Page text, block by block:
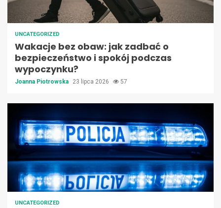
UNCATEGORIZED
Wakacje bez obaw: jak zadbać o
bezpieczeństwo i spokój podczas
wypoczynku?
Joanna Piotrowska 23 lipca 2026 57
UNCATEGORIZED